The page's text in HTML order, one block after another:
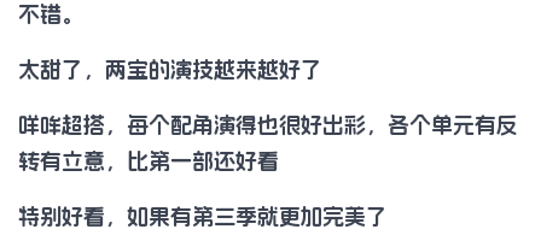
不错。
太甜了，两宝的演技越来越好了
咩哞超搭，每个配角演得也很好出彩，各个单元有反
转有立意，比第一部还好看
特别好看，如果有第三季就更加完美了